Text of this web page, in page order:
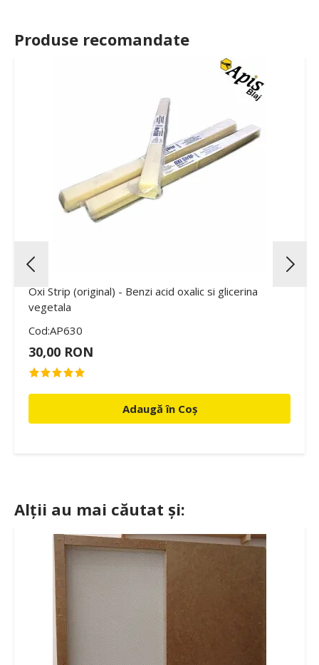
Produse recomandate
Oxi Strip (original) - Benzi acid oxalic si glicerina
vegetala
Cod:AP630
30,00 RON
Adaugă în Coș
Alții au mai căutat și: